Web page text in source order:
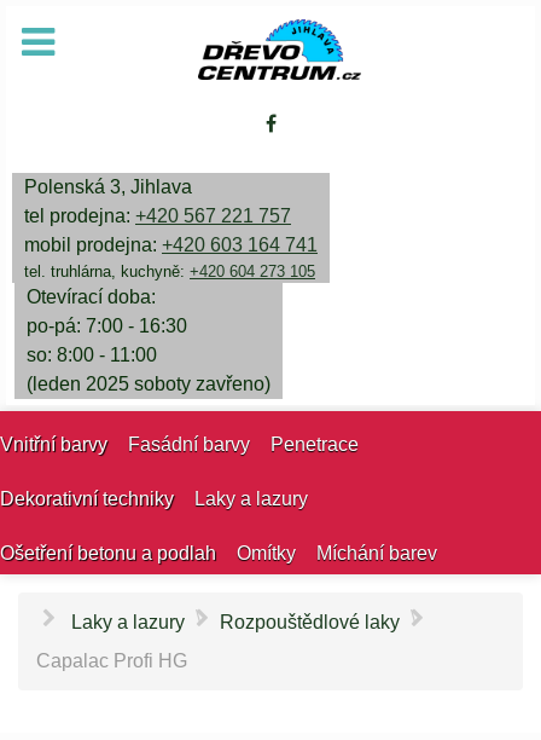
Polenská 3, Jihlava
tel prodejna: +420 567 221 757
mobil prodejna: +420 603 164 741
tel. truhlárna, kuchyně: +420 604 273 105
Otevírací doba:
po-pá: 7:00 - 16:30
so: 8:00 - 11:00
(leden 2025 soboty zavřeno)
Vnitřní barvy Fasádní barvy Penetrace
Dekorativní techniky Laky a lazury
Ošetření betonu a podlah Omítky Míchání barev
Laky a lazury \ Rozpouštědlové laky \
Capalac Profi HG